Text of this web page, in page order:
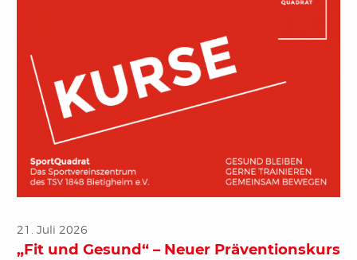
21. Juli 2026
„Fit und Gesund“ – Neuer Präventionskurs